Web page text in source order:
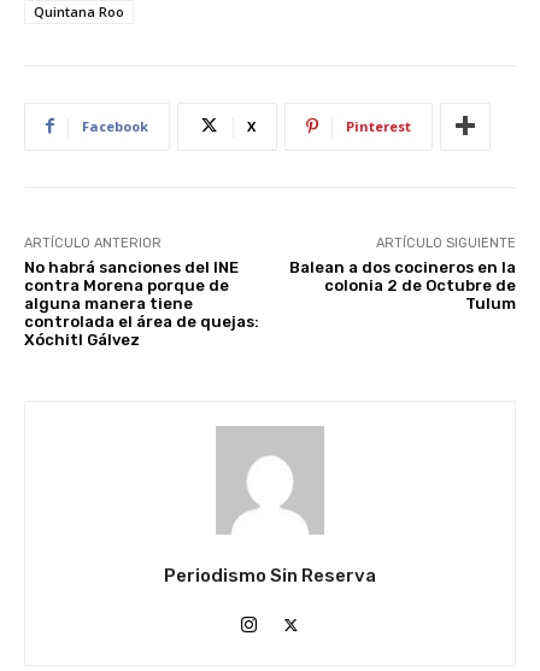
Quintana Roo
Facebook X Pinterest
ARTÍCULO ANTERIOR
No habrá sanciones del INE
contra Morena porque de
alguna manera tiene
controlada el área de quejas:
Xóchitl Gálvez
ARTÍCULO SIGUIENTE
Balean a dos cocineros en la
colonia 2 de Octubre de
Tulum
Periodismo Sin Reserva